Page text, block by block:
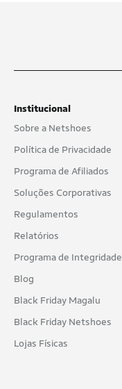
Institucional
Sobre a Netshoes
Política de Privacidade
Programa de Afiliados
Soluções Corporativas
Regulamentos
Relatórios
Programa de Integridade
Blog
Black Friday Magalu
Black Friday Netshoes
Lojas Físicas